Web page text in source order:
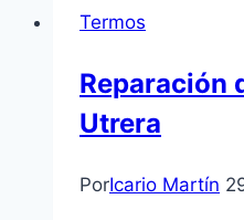
Guadaíra
Termos
Reparación
Utrera
PorIcario Martín